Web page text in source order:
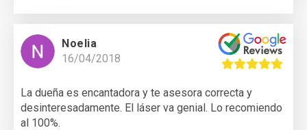
Noelia
16/04/2018
La dueña es encantadora y te asesora correcta y
desinteresadamente. El láser va genial. Lo recomiendo
al 100%.